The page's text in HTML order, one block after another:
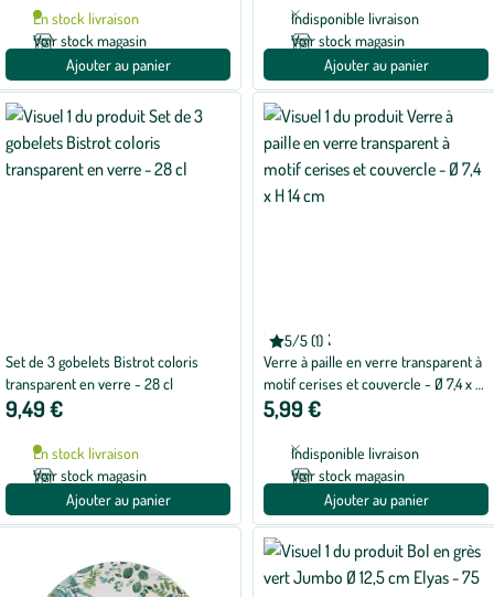
En stock livraison
Voir stock magasin
Ajouter au panier
Indisponible livraison
Voir stock magasin
Ajouter au panier
Set de 3 gobelets Bistrot coloris
transparent en verre - 28 cl
9,49 €
En stock livraison
Voir stock magasin
Ajouter au panier
5/5 (1)
Note
moyenne
de
5
sur
5
KAEMINGK
Verre à paille en verre transparent à
motif cerises et couvercle - Ø 7,4 x H
14 cm
5,99 €
Indisponible livraison
Voir stock magasin
Ajouter au panier